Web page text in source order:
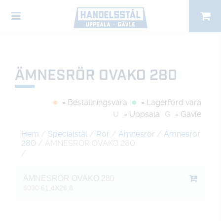
ÄMNESRÖR OVAKO 280
= Beställningsvara
= Lagerförd vara
U
= Uppsala G = Gävle
Hem / Specialstål / Rör / Ämnesrör / Ämnesrör
280 / ÄMNESRÖR OVAKO 280
/
ÄMNESRÖR OVAKO 280
6030 61,4X26,8